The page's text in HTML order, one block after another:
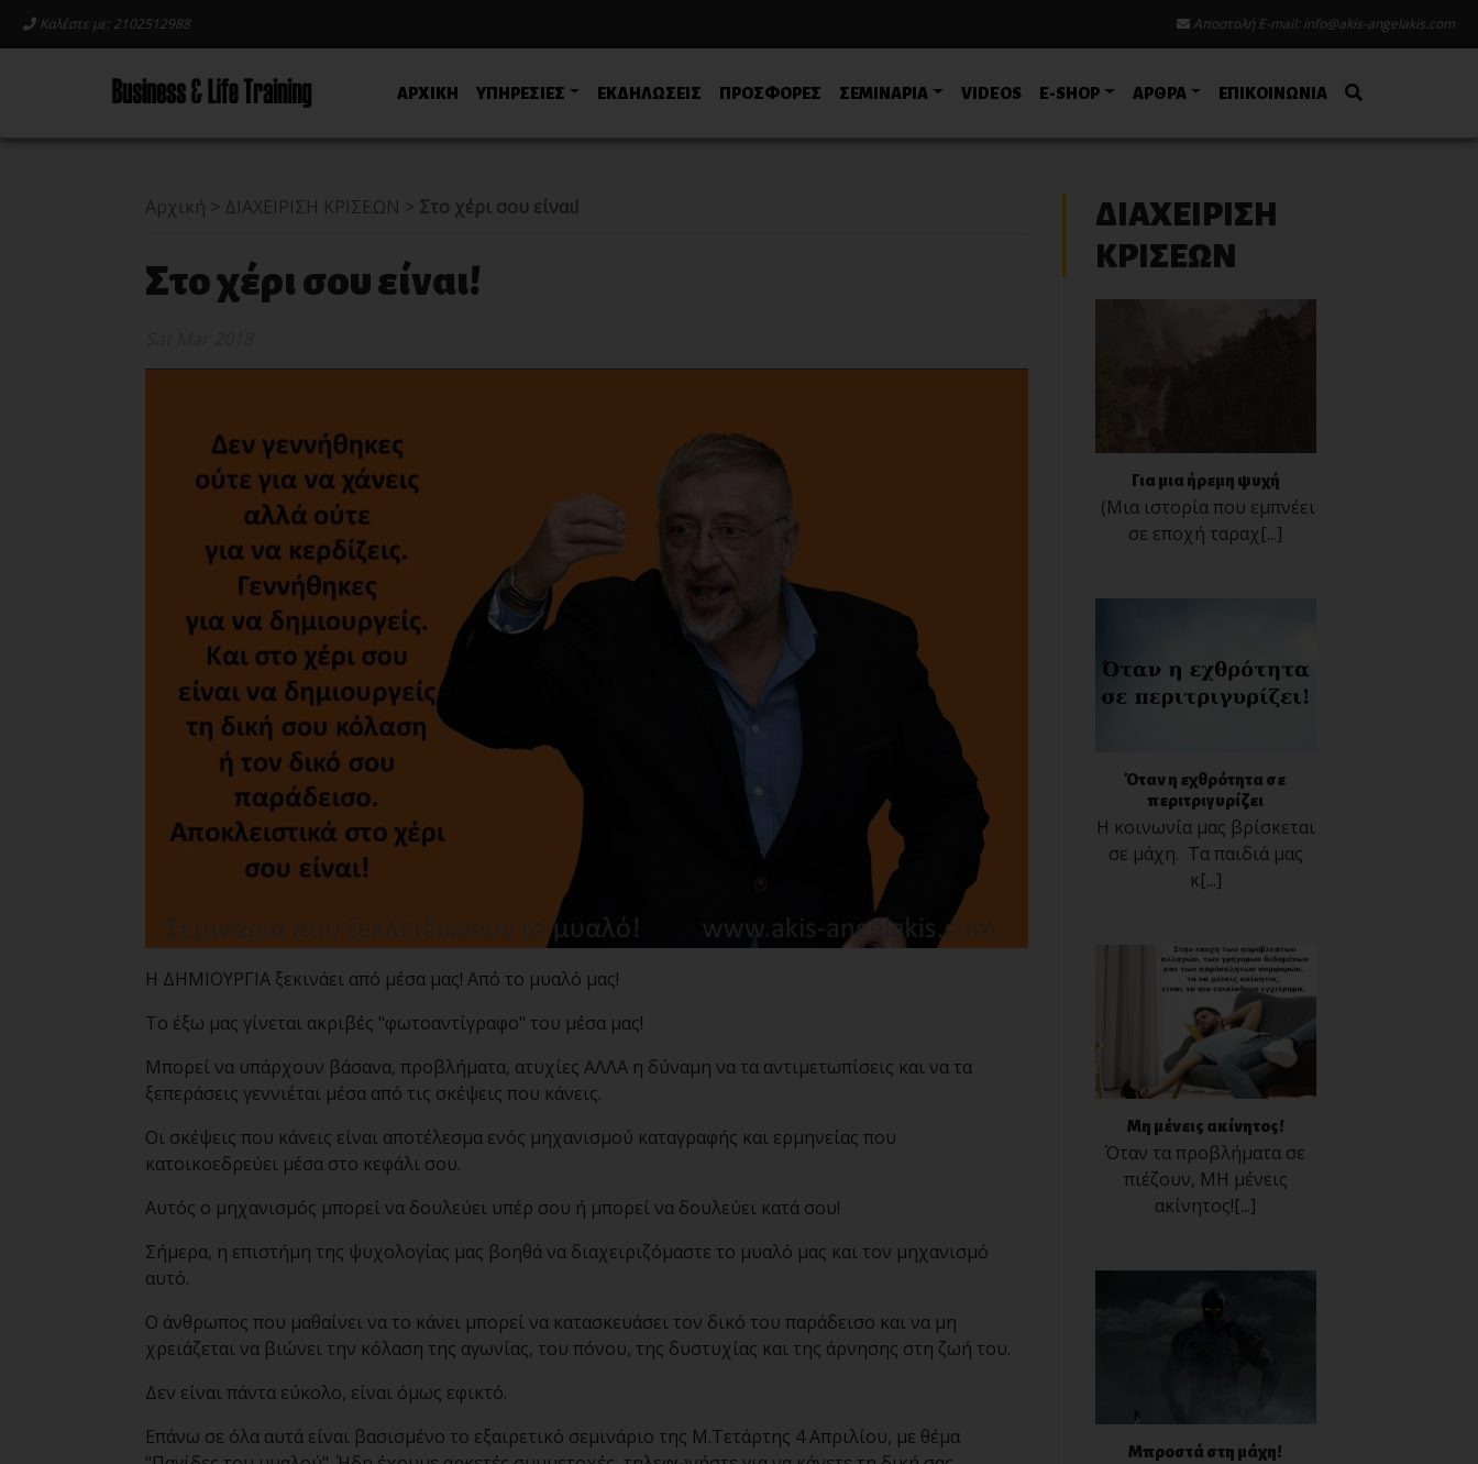
Καλέστε με: 2102512988 Αποστολή E-mail: info@akis-angelakis.com
ΑΡΧΙΚΗ ΥΠΗΡΕΣΙΕΣ ΕΚΔΗΛΩΣΕΙΣ ΠΡΟΣΦΟΡΕΣ ΣΕΜΙΝΑΡΙΑ VIDEOS E-SHOP ΑΡΘΡΑ ΕΠΙΚΟΙΝΩΝΙΑ
Αρχική > ΔΙΑΧΕΙΡΙΣΗ ΚΡΙΣΕΩΝ > Στο χέρι σου είναι!
Στο χέρι σου είναι!
Η ΔΗΜΙΟΥΡΓΙΑ ξεκινάει από μέσα μας! Από το μυαλό μας!
Το έξω μας γίνεται ακριβές "φωτοαντίγραφο" του μέσα μας!
Μπορεί να υπάρχουν βάσανα, προβλήματα, ατυχίες ΑΛΛΑ η δύναμη να τα αντιμετωπίσεις και να τα
ξεπεράσεις γεννιέται μέσα από τις σκέψεις που κάνεις.
Οι σκέψεις που κάνεις είναι αποτέλεσμα ενός μηχανισμού καταγραφής και ερμηνείας που
κατοικοεδρεύει μέσα στο κεφάλι σου.
Αυτός ο μηχανισμός μπορεί να δουλεύει υπέρ σου ή μπορεί να δουλεύει κατά σου!
Σήμερα, η επιστήμη της ψυχολογίας μας βοηθά να διαχειριζόμαστε το μυαλό μας και τον μηχανισμό
αυτό.
Ο άνθρωπος που μαθαίνει να το κάνει μπορεί να κατασκευάσει τον δικό του παράδεισο και να μη
χρειάζεται να βιώνει την κόλαση της αγωνίας, του πόνου, της δυστυχίας και της άρνησης στη ζωή του.
Δεν είναι πάντα εύκολο, είναι όμως εφικτό.
Επάνω σε όλα αυτά είναι βασισμένο το εξαιρετικό σεμινάριο της Μ.Τετάρτης 4 Απριλίου, με θέμα
ΔΙΑΧΕΙΡΙΣΗ
ΚΡΙΣΕΩΝ
Για μια ήρεμη ψυχή
(Μια ιστορία που εμπνέει
σε εποχή ταραχ[...]
Όταν η εχθρότητα σε
περιτριγυρίζει
H κοινωνία μας βρίσκεται
σε μάχη. Τα παιδιά μας
κ[...]
Μη μένεις ακίνητος!
Όταν τα προβλήματα σε
πιέζουν, ΜΗ μένεις
ακίνητος![...]
Μπροστά στη μάχη!